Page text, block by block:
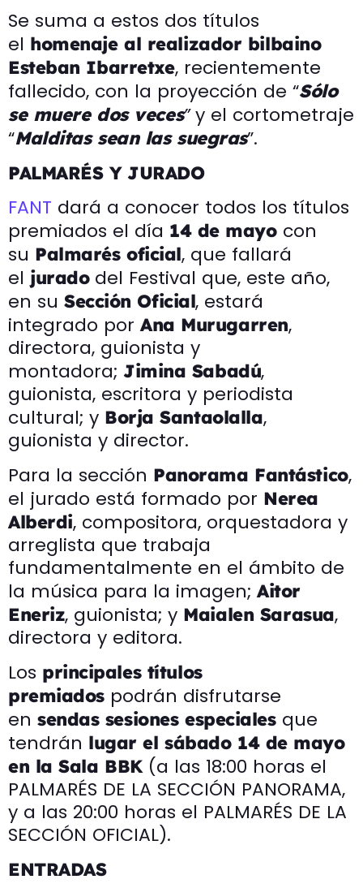
Se suma a estos dos títulos
el homenaje al realizador bilbaino
Esteban Ibarretxe, recientemente
fallecido, con la proyección de “Sólo
se muere dos veces”y el cortometraje
“Malditas sean las suegras”.
PALMARÉS Y JURADO
FANT dará a conocer todos los títulos
premiados el día 14 de mayocon
su Palmarés oficial, que fallará
el juradodel Festival que, este año,
en su Sección Oficial, estará
integrado por Ana Murugarren,
directora, guionista y
montadora; Jimina Sabadú,
guionista, escritora y periodista
cultural; y Borja Santaolalla,
guionista y director.
Para la sección Panorama Fantástico,
el jurado está formado por Nerea
Alberdi, compositora, orquestadora y
arreglista que trabaja
fundamentalmente en el ámbito de
la música para la imagen; Aitor
Eneriz, guionista; y Maialen Sarasua,
directora y editora.
Los principales títulos
premiados podrán disfrutarse
en sendas sesiones especialesque
tendrán lugar el sábado 14 de mayo
en la Sala BBK(a las 18:00 horas el
PALMARÉS DE LA SECCIÓN PANORAMA,
y a las 20:00 horas el PALMARÉS DE LA
SECCIÓN OFICIAL).
ENTRADAS